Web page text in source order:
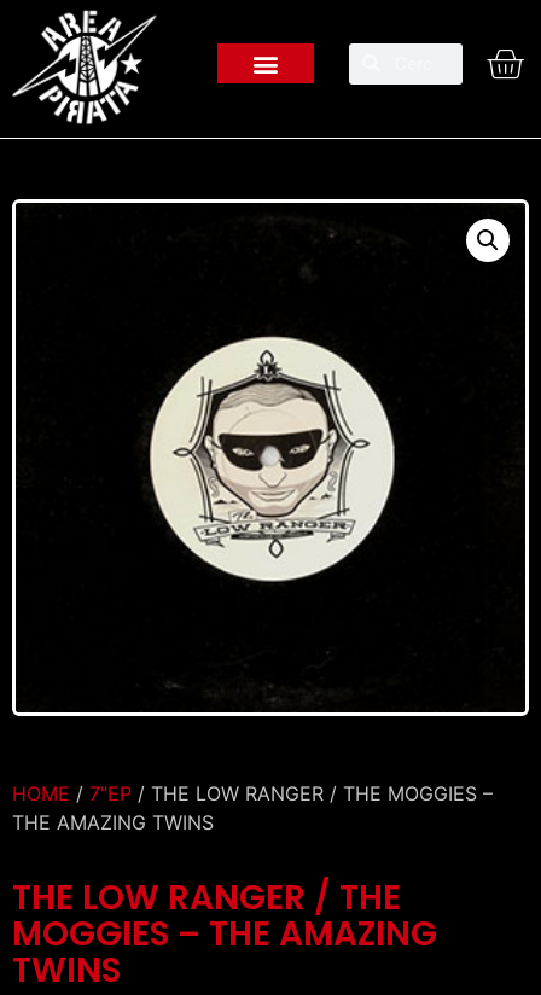
HOME / 7"EP / THE LOW RANGER / THE MOGGIES –
THE AMAZING TWINS
THE LOW RANGER / THE
MOGGIES – THE AMAZING
TWINS